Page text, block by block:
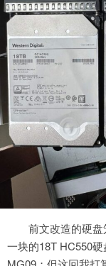
前文改造的硬
一块的18T HC550